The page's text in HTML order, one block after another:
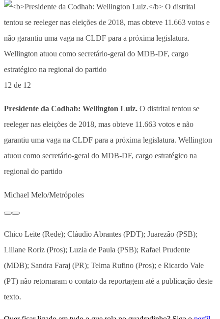
12 de 12
Presidente da Codhab: Wellington Luiz. O distrital tentou se
reeleger nas eleições de 2018, mas obteve 11.663 votos e não
garantiu uma vaga na CLDF para a próxima legislatura. Wellington
atuou como secretário-geral do MDB-DF, cargo estratégico na
regional do partido
Michael Melo/Metrópoles
Chico Leite (Rede); Cláudio Abrantes (PDT); Juarezão (PSB);
Liliane Roriz (Pros); Luzia de Paula (PSB); Rafael Prudente
(MDB); Sandra Faraj (PR); Telma Rufino (Pros); e Ricardo Vale
(PT) não retornaram o contato da reportagem até a publicação deste
texto.